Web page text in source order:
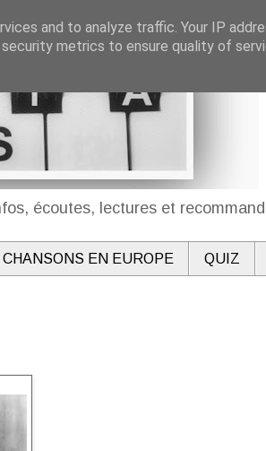
écoutes, lectures et
CHANSONS EN EUROPE QUIZ
and to analyze traffic. Your IP
metrics to ensure quality of